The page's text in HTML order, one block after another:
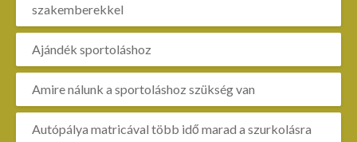
szakemberekkel
Ajándék sportoláshoz
Amire nálunk a sportoláshoz szükség van
Autópálya matricával több idő marad a szurkolásra